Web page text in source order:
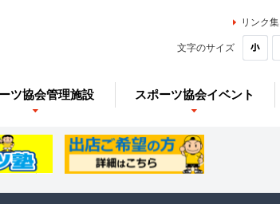
リンク集
文字のサイズ
ツ協会管理施設 スポーツ協会イベント